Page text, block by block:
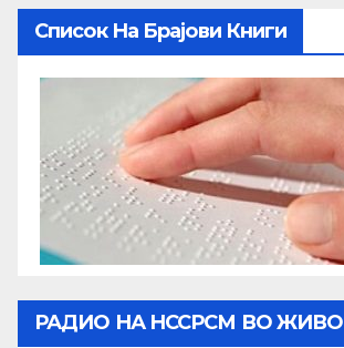
Список На Брајови Книги
РАДИО НА НССРСМ ВО ЖИВО